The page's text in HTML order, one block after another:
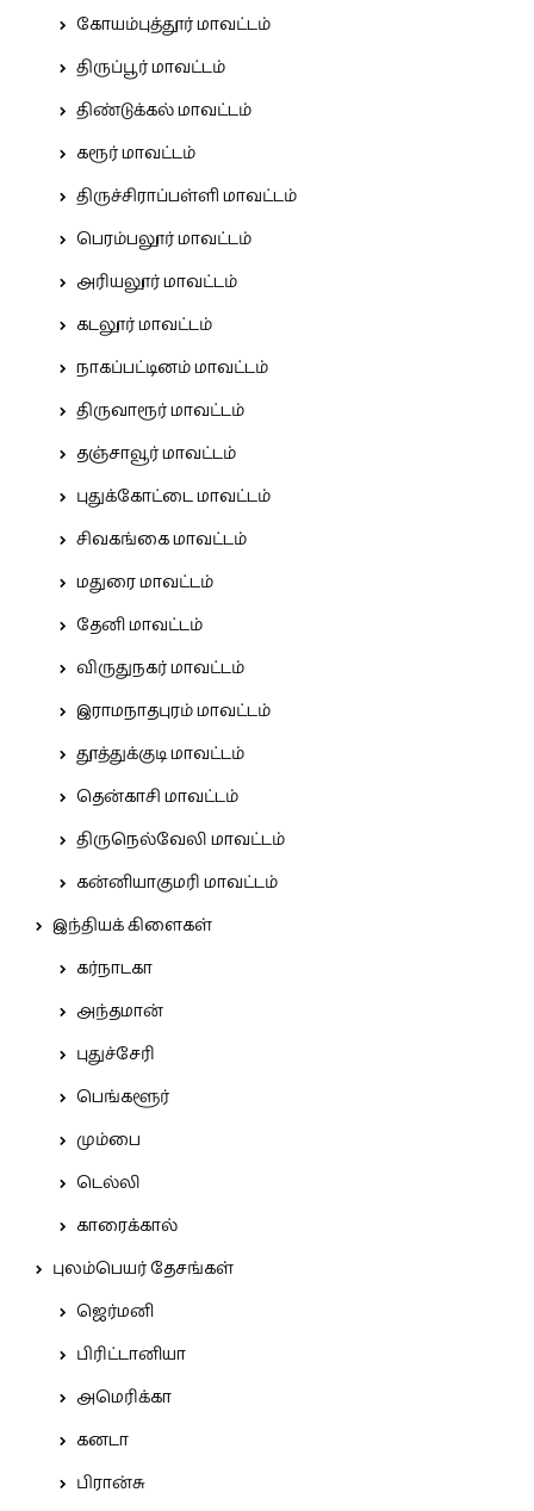
கோயம்புத்தூர் மாவட்டம்
திருப்பூர் மாவட்டம்
திண்டுக்கல் மாவட்டம்
கரூர் மாவட்டம்
திருச்சிராப்பள்ளி மாவட்டம்
பெரம்பலூர் மாவட்டம்
அரியலூர் மாவட்டம்
கடலூர் மாவட்டம்
நாகப்பட்டினம் மாவட்டம்
திருவாரூர் மாவட்டம்
தஞ்சாவூர் மாவட்டம்
புதுக்கோட்டை மாவட்டம்
சிவகங்கை மாவட்டம்
மதுரை மாவட்டம்
தேனி மாவட்டம்
விருதுநகர் மாவட்டம்
இராமநாதபுரம் மாவட்டம்
தூத்துக்குடி மாவட்டம்
தென்காசி மாவட்டம்
திருநெல்வேலி மாவட்டம்
கன்னியாகுமரி மாவட்டம்
இந்தியக் கிளைகள்
கர்நாடகா
அந்தமான்
புதுச்சேரி
பெங்களூர்
மும்பை
டெல்லி
காரைக்கால்
புலம்பெயர் தேசங்கள்
ஜெர்மனி
பிரிட்டானியா
அமெரிக்கா
கனடா
பிரான்சு